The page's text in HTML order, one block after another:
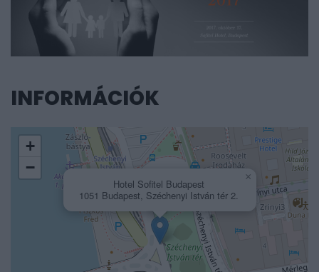
INFORMÁCIÓK
Hotel Sofitel Budapest
1051 Budapest, Széchenyi István tér 2.
×
+
−